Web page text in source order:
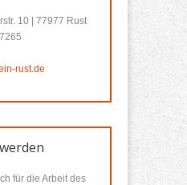
10 | 77977 Rust
rust.de
für die Arbeit des